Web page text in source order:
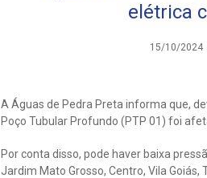
elétrica
15/10/2024
A Águas de Pedra Preta informa que,
Poço Tubular Profundo (PTP 01) foi
Por conta disso, pode haver baixa
Jardim Mato Grosso, Centro, Vila